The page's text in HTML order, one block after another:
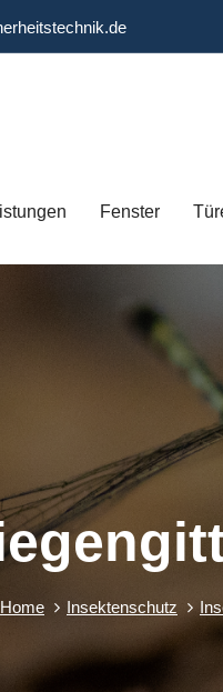
Fenster
Home Insektenschutz